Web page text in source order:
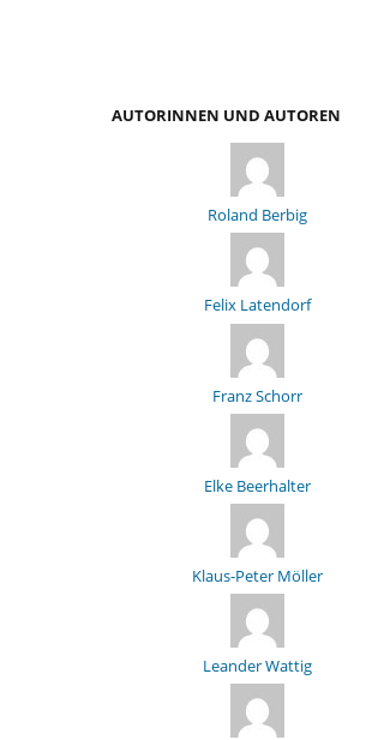
AUTORINNEN UND AUTOREN
Roland Berbig
Felix Latendorf
Franz Schorr
Elke Beerhalter
Klaus-Peter Möller
Leander Wattig